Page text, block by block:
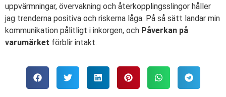
uppvärmningar, övervakning och återkopplingsslingor håller
jag trenderna positiva och riskerna låga. På så sätt landar min
kommunikation pålitligt i inkorgen, och Påverkan på
varumärket förblir intakt.